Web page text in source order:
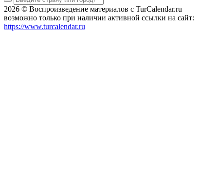
2026 © Воспроизведение материалов c TurCalendar.ru
возможно только при наличии активной ссылки на сайт:
https://www.turcalendar.ru